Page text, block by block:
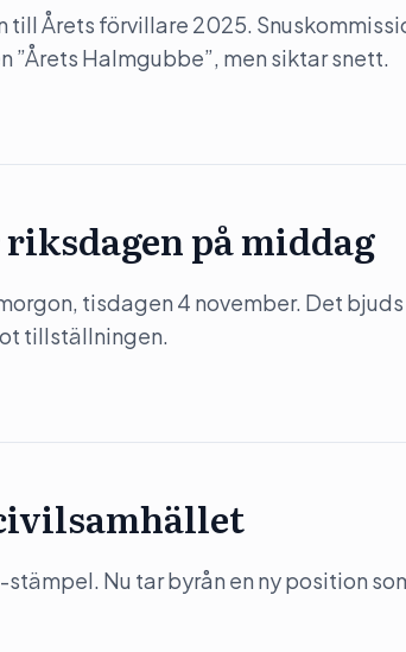
Årets förvillare 2025.
Halmgubbe”, men siktar snett.
på middag
tisdagen 4 november. Det
tillställningen.
Nu tar byrån en ny position